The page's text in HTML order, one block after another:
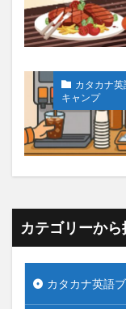
カタカナ英
キャンプ
カテゴリーから
カタカナ英語